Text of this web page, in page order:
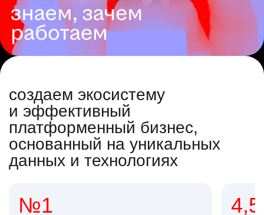
создаем экосистему
и эффективный
платформенный бизнес,
основанный на уникальных
данных и технологиях